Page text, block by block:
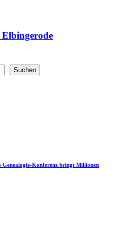
Suchen
Genealogie-Konferenz bringt Millionen